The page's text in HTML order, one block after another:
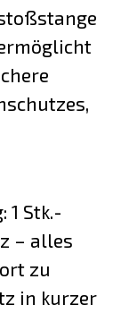
1 Stk.-
– alles
zu
in kurzer